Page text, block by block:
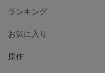
ランキング
お気に入り
原作